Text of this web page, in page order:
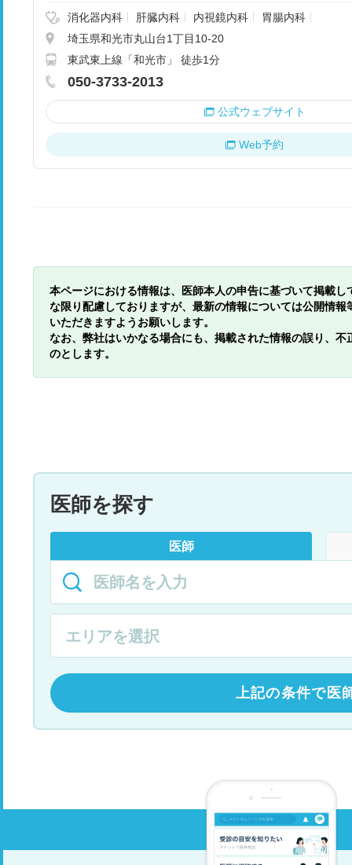
消化器内科 肝臓内科 内視鏡内科
胃腸内科
埼玉県和光市丸山台1丁目10-20
東武東上線「和光市」 徒歩1分
050-3733-2013
公式ウェブサイト
Web予約
本ページにおける情報は、医師本人の申告に基づいて掲載
な限り配慮しておりますが、最新の情報については公開情
いただきますようお願いします。
なお、弊社はいかなる場合にも、掲載された情報の誤り、
のとします。
医師を探す
医師
上記の条件で医